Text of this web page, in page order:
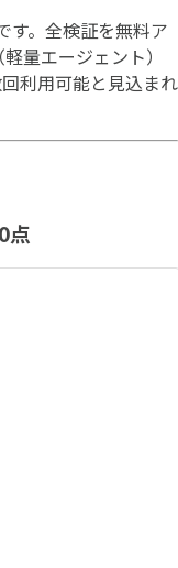
す。全検証を無料ア
量エージェント）
利用可能と見込まれ
点